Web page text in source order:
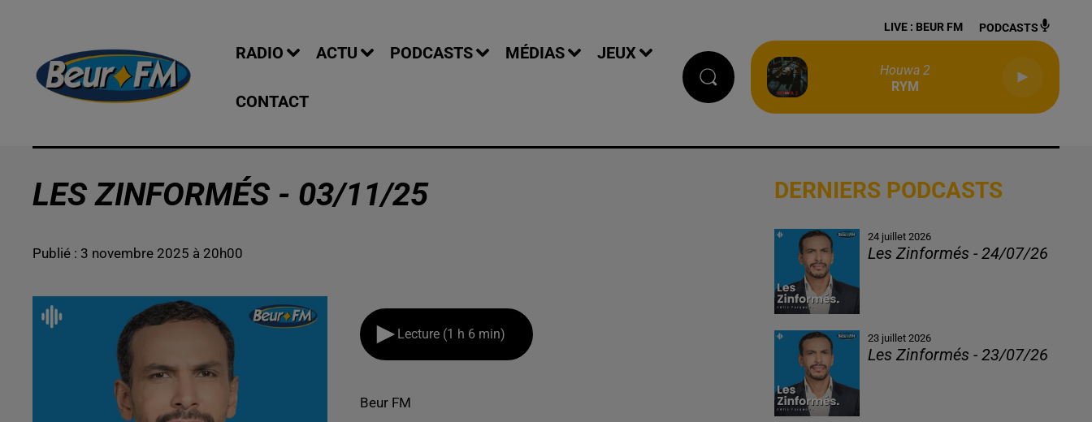
RADIO ACTU PODCASTS MÉDIAS JEUX
CONTACT
LIVE : BEUR FM PODCASTS
Houwa 2
RYM
LES ZINFORMÉS - 03/11/25
Publié : 3 novembre 2025 à 20h00
Lecture (1 h 6 min)
Beur FM
DERNIERS PODCASTS
24 juillet 2026
Les Zinformés - 24/07/26
23 juillet 2026
Les Zinformés - 23/07/26